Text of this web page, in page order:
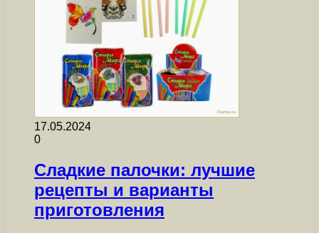
17.05.2024
0
Сладкие палочки: лучшие
рецепты и варианты
приготовления